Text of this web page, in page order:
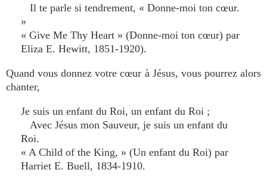
Il te parle si tendrement, « Donne-moi ton cœur.
»
« Give Me Thy Heart » (Donne-moi ton cœur) par
Eliza E. Hewitt, 1851-1920).
Quand vous donnez votre cœur à Jésus, vous pourrez alors
chanter,
Je suis un enfant du Roi, un enfant du Roi ;
Avec Jésus mon Sauveur, je suis un enfant du
Roi.
« A Child of the King, » (Un enfant du Roi) par
Harriet E. Buell, 1834-1910.